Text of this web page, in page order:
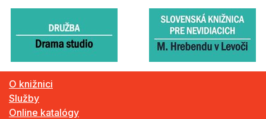
O knižnici
Služby
Online katalógy